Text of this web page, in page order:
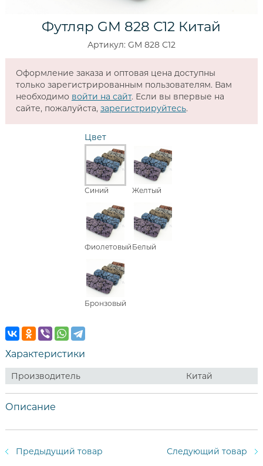
Футляр GM 828 С12 Китай
Артикул: GM 828 С12
Оформление заказа и оптовая цена доступны
только зарегистрированным пользователям. Вам
необходимо войти на сайт. Если вы впервые на
сайте, пожалуйста, зарегистрируйтесь.
Цвет
Синий Желтый
Фиолетовый Белый
Бронзовый
Характеристики
Производитель Китай
Описание
Предыдущий товар Следующий товар